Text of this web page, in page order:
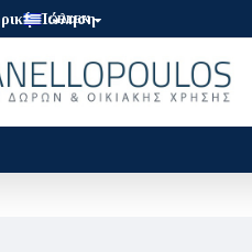
Πώληση
GREEK
Brands